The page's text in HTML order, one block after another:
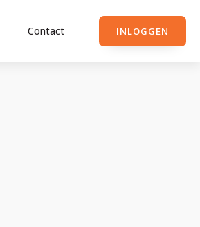
Contact INLOGGEN